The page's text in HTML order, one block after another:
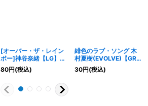
[オーバー・ザ・レイン
ボー]神谷奈緒【LG】
{CSD02b-002}《ロイ
ヤル》
80円(税込)
緋色のラブ・ソング 木
村夏樹(EVOLVE)【GR】
{ECP02-056}《ナイト
メア》
30円(税込)